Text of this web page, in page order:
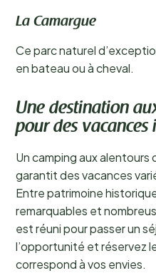
La Camargue
Ce parc naturel
en bateau ou à cheval.
Une destination
pour des
Un camping aux alentours
garantit des vacances
Entre patrimoine
remarquables et
est réuni pour passer un
l’opportunité et réservez
correspond à vos envies.